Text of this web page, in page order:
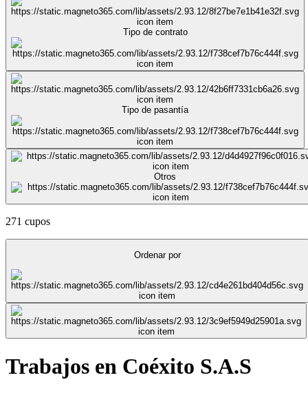
Tipo de contrato
Tipo de pasantía
Otros
271 cupos
Ordenar por
Trabajos en Coéxito S.A.S